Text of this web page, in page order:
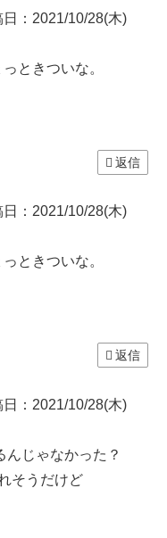
日：2021/10/28(木)
ときついな。
返信
日：2021/10/28(木)
ときついな。
返信
日：2021/10/28(木)
んじゃなかった？
そうだけど